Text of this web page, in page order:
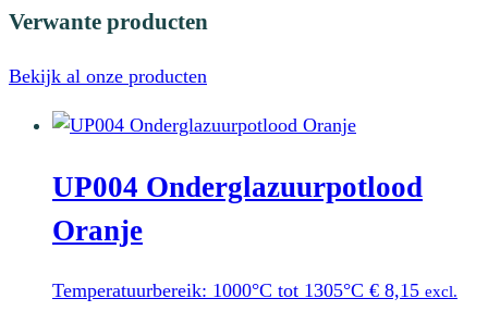
productpagina
Verwante producten
Bekijk al onze producten
UP004 Onderglazuurpotlood
Oranje
Temperatuurbereik: 1000°C tot 1305°C € 8,15 excl.